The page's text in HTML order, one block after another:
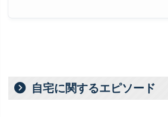
自宅に関するエピソード